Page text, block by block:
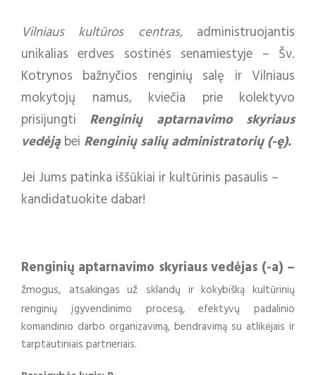
Vilniaus kultūros centras, administruojantis
unikalias erdves sostinės senamiestyje – Šv.
Kotrynos bažnyčios renginių salę ir Vilniaus
mokytojų namus, kviečia prie kolektyvo
prisijungti Renginių aptarnavimo skyriaus
vedėjąbei Renginių salių administratorių (-ę).
Jei Jums patinka iššūkiai ir kultūrinis pasaulis –
kandidatuokite dabar!
Renginių aptarnavimo skyriaus vedėjas (-a) –
žmogus, atsakingas už sklandų ir kokybišką kultūrinių
renginių įgyvendinimo procesą, efektyvų padalinio
komandinio darbo organizavimą, bendravimą su atlikėjais ir
tarptautiniais partneriais.